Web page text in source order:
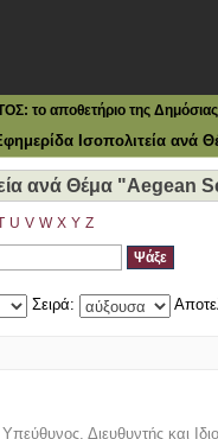
αποθετήριο της Δημόσιας
Ισοπολιτεία ανά
ανά Θέμα "Aegean
U V W X Y Z
Σειρά:
Διευθυντής και